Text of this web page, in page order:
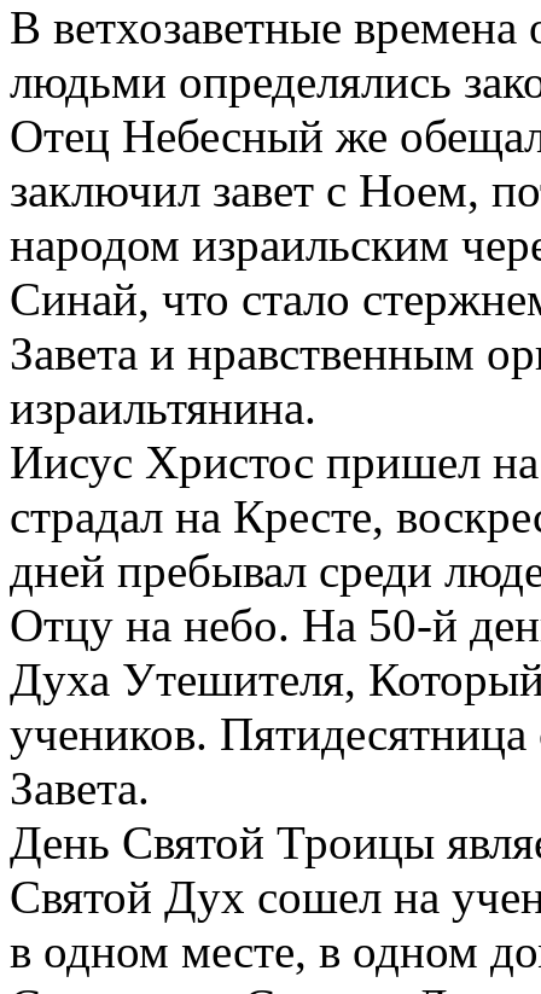
В ветхозаветные
людьми определялись
Отец Небесный же
заключил завет с Ноем,
народом израильским
Синай, что стало
Завета и нравственным
израильтянина.
Иисус Христос пришел
страдал на Кресте,
дней пребывал среди
Отцу на небо. На 50-й
Духа Утешителя,
учеников.
Завета.
День Святой Троицы
Святой Дух сошел на
в одном месте, в одном